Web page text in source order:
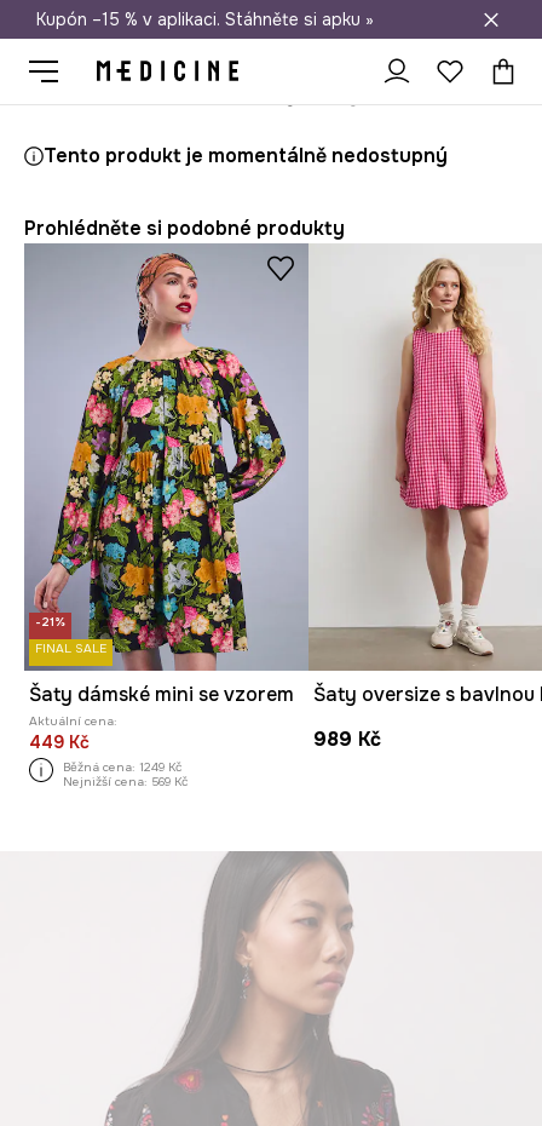
Doprava zdarma při nákupu nad 1 200 Kč
Kupón –15 % v aplikaci. Stáhněte si apku »
Tento produkt je momentálně nedostupný
Prohlédněte si podobné produkty
-21%
FINAL SALE
Šaty dámské mini se vzorem
Aktuální cena:
449 Kč
Běžná cena: 1249 Kč
Nejnižší cena: 569 Kč
989 Kč